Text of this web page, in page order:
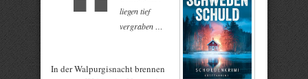
liegen tief
vergraben …
In der Walpurgisnacht brennen